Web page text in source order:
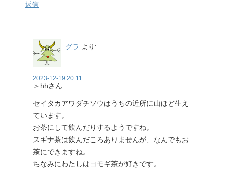
返信
グラ より:
2023-12-19 20:11
＞hhさん
セイタカアワダチソウはうちの近所に山ほど生え
ています。
お茶にして飲んだりするようですね。
スギナ茶は飲んだころありませんが、なんでもお
茶にできますね。
ちなみにわたしはヨモギ茶が好きです。